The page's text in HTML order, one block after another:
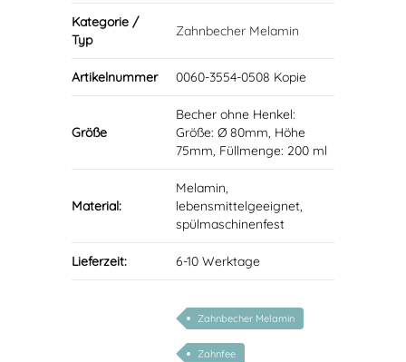
Kategorie /
Typ
Zahnbecher Melamin
Artikelnummer 0060-3554-0508 Kopie
Größe
Becher ohne Henkel:
Größe: Ø 80mm, Höhe
75mm, Füllmenge: 200 ml
Material:
Melamin,
lebensmittelgeeignet,
spülmaschinenfest
Lieferzeit: 6-10 Werktage
Zahnbecher Melamin
Zahnfee